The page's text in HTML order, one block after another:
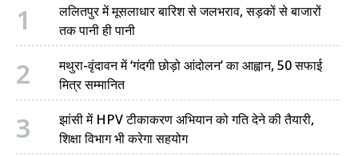
1
ललितपुर में मूसलाधार बारिश से जलभराव, सड़कों से बाजारों
तक पानी ही पानी
2
मथुरा-वृंदावन में ‘गंदगी छोड़ो आंदोलन’ का आह्वान, 50 सफाई
मित्र सम्मानित
3
झांसी में HPV टीकाकरण अभियान को गति देने की तैयारी,
शिक्षा विभाग भी करेगा सहयोग